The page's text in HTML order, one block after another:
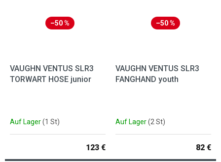
–50 %
VAUGHN VENTUS SLR3
TORWART HOSE junior
Auf Lager(1 St)
123 €
–50 %
VAUGHN VENTUS SLR3
FANGHAND youth
Auf Lager(2 St)
82 €